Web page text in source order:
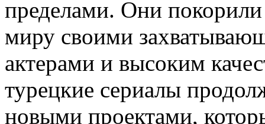
пределами. Они покорили
миру своими
актерами и высоким
турецкие сериалы
новыми проектами,